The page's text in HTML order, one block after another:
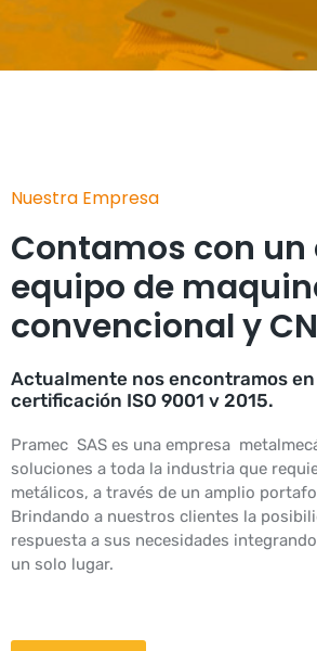
Nuestra Empresa
Contamos con
equipo de
convencional y
Actualmente nos encontramos
certificación ISO 9001 v 2015.
Pramec SAS es una empresa
soluciones a toda la industria que
metálicos, a través de un amplio
Brindando a nuestros clientes la
respuesta a sus necesidades
un solo lugar.